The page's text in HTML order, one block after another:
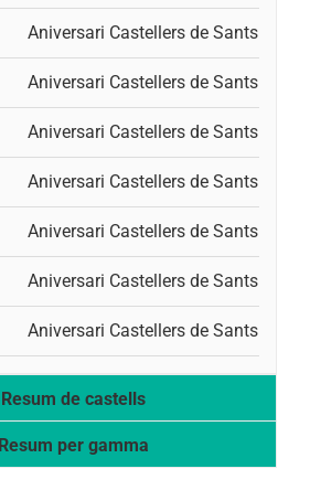
Aniversari Castellers de Sants
Aniversari Castellers de Sants
Aniversari Castellers de Sants
Aniversari Castellers de Sants
Aniversari Castellers de Sants
Aniversari Castellers de Sants
Aniversari Castellers de Sants
Resum de castells
Resum per gamma